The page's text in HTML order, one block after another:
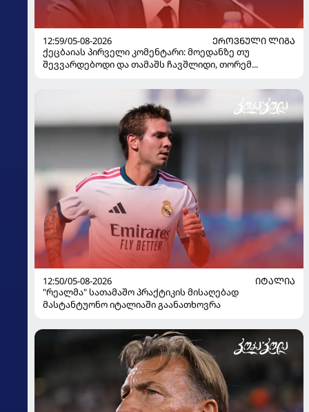
12:59/05-08-2026
ᲔᲠᲝᲕᲜᲣᲚᲘ ᲚᲘᲒᲐ
ქეცბაიას პირველი კომენტარი: მოედანზე თუ
შევვარდებოდი და თამაშს ჩავშლიდი, თორემ...
12:50/05-08-2026
ᲘᲢᲐᲚᲘᲐ
"რეალმა" სათამაშო პრაქტიკის მისაღებად
მასტანტუონო იტალიაში გაანათხოვრა